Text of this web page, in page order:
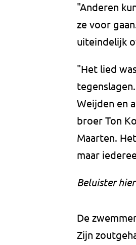
"Anderen
ze voor
uiteindelijk
"Het lied
Weijden en
broer Ton
Maarten.
maar
Beluister
De
Zijn